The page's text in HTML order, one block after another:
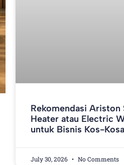
Rekomendasi Ariston
Heater atau Electric
untuk Bisnis Kos-
July 30, 2026 No Comments